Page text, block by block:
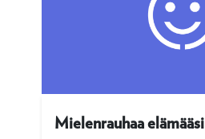
Mielenrauhaa elämääsi